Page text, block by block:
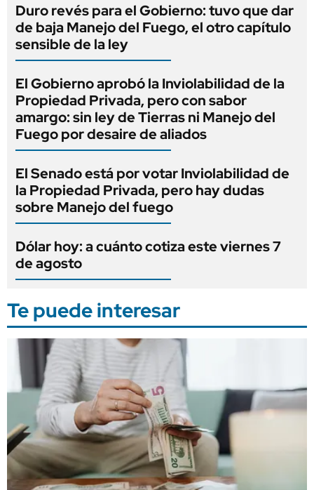
Duro revés para el Gobierno: tuvo que dar
de baja Manejo del Fuego, el otro capítulo
sensible de la ley
El Gobierno aprobó la Inviolabilidad de la
Propiedad Privada, pero con sabor
amargo: sin ley de Tierras ni Manejo del
Fuego por desaire de aliados
El Senado está por votar Inviolabilidad de
la Propiedad Privada, pero hay dudas
sobre Manejo del fuego
Dólar hoy: a cuánto cotiza este viernes 7
de agosto
Te puede interesar